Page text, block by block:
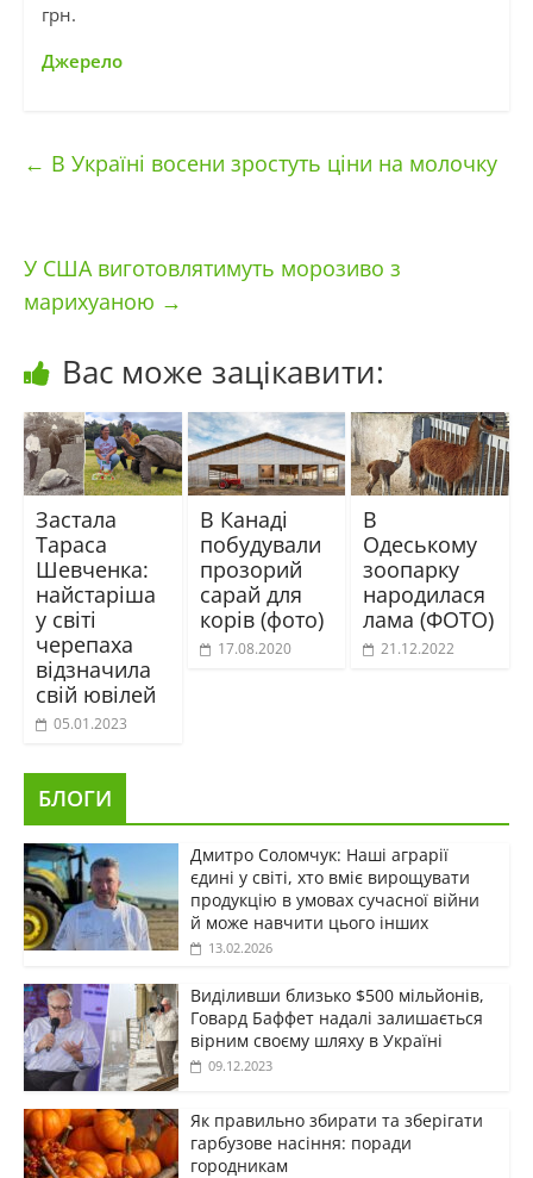
грн.
Джерело
← В Україні восени зростуть ціни на молочку
У США виготовлятимуть морозиво з
марихуаною →
Вас може зацікавити:
Застала
Тараса
Шевченка:
найстаріша
у світі
черепаха
відзначила
свій ювілей
05.01.2023
В Канаді
побудували
прозорий
сарай для
корів (фото)
17.08.2020
В
Одеському
зоопарку
народилася
лама (ФОТО)
21.12.2022
БЛОГИ
Дмитро Соломчук: Наші аграрії
єдині у світі, хто вміє вирощувати
продукцію в умовах сучасної війни
й може навчити цього інших
13.02.2026
Виділивши близько $500 мільйонів,
Говард Баффет надалі залишається
вірним своєму шляху в Україні
09.12.2023
Як правильно збирати та зберігати
гарбузове насіння: поради
городникам